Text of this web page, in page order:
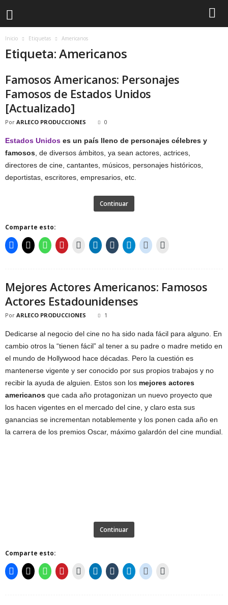
Inicio Etiquetas Americanos
Etiqueta: Americanos
Famosos Americanos: Personajes
Famosos de Estados Unidos
[Actualizado]
Por ARLECO PRODUCCIONES 0
Estados Unidos es un país lleno de personajes célebres y
famosos , de diversos ámbitos, ya sean actores, actrices,
directores de cine, cantantes, músicos, personajes históricos,
deportistas, escritores, empresarios, etc.
Continuar
Comparte esto:
Mejores Actores Americanos: Famosos
Actores Estadounidenses
Por ARLECO PRODUCCIONES 1
Dedicarse al negocio del cine no ha sido nada fácil para alguno. En
cambio otros la “tienen fácil” al tener a su padre o madre metido en
el mundo de Hollywood hace décadas. Pero la cuestión es
mantenerse vigente y ser conocido por sus propios trabajos y no
recibir la ayuda de alguien. Estos son los mejores actores
americanos que cada año protagonizan un nuevo proyecto que
los hacen vigentes en el mercado del cine, y claro esta sus
ganancias se incrementan notablemente y los ponen cada año en
la carrera de los premios Oscar, máximo galardón del cine mundial.
Continuar
Comparte esto: